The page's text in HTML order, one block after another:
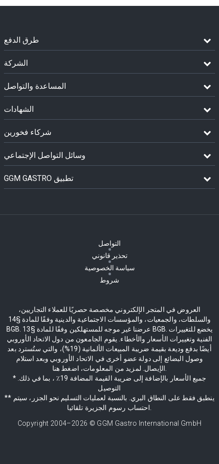
طرق الدفع
الشركة
المساعدة والتواصل
الشهادات
شركاء فخورين
وسائل التواصل الإجتماعي
GGM GASTRO تطبيق
التواصل
تحذير قانوني
سياسة الخصوصية
شروط
العروض في المتجر الإلكتروني مخصصة حصريًا للعملاء التجاريين،
والسلطات، والجمعيات، والمؤسسات الاجتماعية والدينية وفقًا للمادة §14
BGB. عرضنا غير موجه للمستهلكين وفقًا للمادة §13 BGB. يخضع للتغييرات
الفنية وتغييرات الأسعار والأخطاء. يقوم الجامعون من دول الاتحاد الأوروبي
أيضًا بدفع وديعة بقيمة ضريبة المبيعات الألمانية (19%)، والتي ستُسترد بعد
وصول البضائع إلى دولة عضو أخرى في الاتحاد الأوروبي وبعد استلام
* جميع الأسعار بالإضافة إلى ضريبة القيمة المضافة 19٪ ، بما في ذلك.
التوصيل
** ينطبق فقط على النطاق البري. بالنسبة لعمليات التسليم نحو الجزر، سيتم
Copyright 2004–2026 © GGM Gastro International GmbH